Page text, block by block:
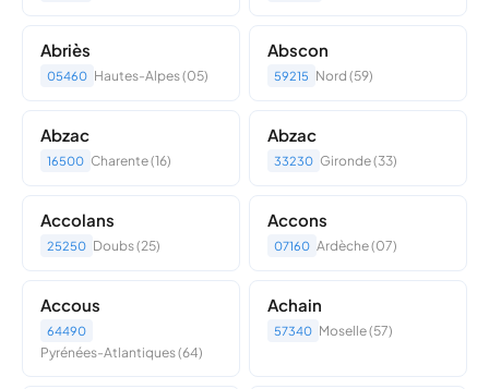
Abriès
05460 Hautes-Alpes (05)
Abscon
59215 Nord (59)
Abzac
16500 Charente (16)
Abzac
33230 Gironde (33)
Accolans
25250 Doubs (25)
Accons
07160 Ardèche (07)
Accous
64490
Pyrénées-Atlantiques (64)
Achain
57340 Moselle (57)